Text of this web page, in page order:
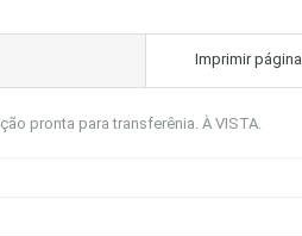
Imprimir página
pronta para transferênia. À VISTA.